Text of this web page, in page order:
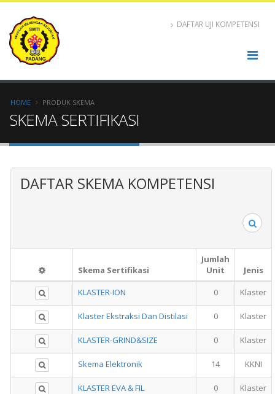
DAFTAR UJI KOMPETENSI
HOME PRODUK SKEMA
SKEMA SERTIFIKASI
DAFTAR SKEMA KOMPETENSI
Skema Sertifikasi
Jumlah
Unit
Jenis
KLASTER-ION
0 Klaster
Klaster Ekstraksi Dan Distilasi 0 Klaster
KLASTER-GRIND&SIZE 0 Klaster
Skema Elektronik 14 KKNI
KLASTER EVA & FIL 0 Klaster